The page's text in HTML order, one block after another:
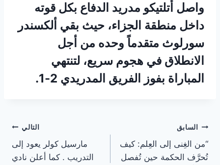
واصل أتلتيكو مدريد الدفاع بكل قوته
داخل منطقة الجزاء، حيث بقي ألكسندر
سورلوث متقدماً وحده من أجل
الانطلاق في هجوم سريع، لتنتهي
المباراة بفوز الفريق المدريدي 2-1.
تصفّح
المقالات
السابق
“من الغِنى إلى العِلم: كيف
تُحرَّف الحكمة حين تُفصل
التالي
مارسيل كولر يعود إلى
التدريب . كما أعلن نادي